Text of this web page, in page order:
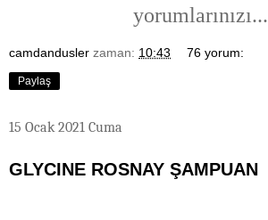
yorumlarınızı...
camdandusler zaman: 10:43 76 yorum:
Paylaş
15 Ocak 2021 Cuma
GLYCINE ROSNAY ŞAMPUAN